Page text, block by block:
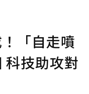
「自走噴
科技助攻對